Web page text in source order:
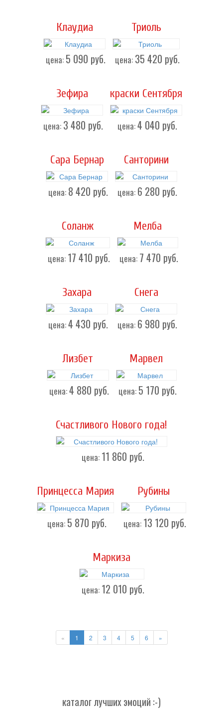
Клаудиа
цена: 5 090 руб.
Триоль
цена: 35 420 руб.
Зефира
цена: 3 480 руб.
краски Сентября
цена:4 040 руб.
Сара Бернар
цена: 8 420 руб.
Санторини
цена: 6 280 руб.
Соланж
цена: 17 410 руб.
Мелба
цена: 7 470 руб.
Захара
цена:4 430 руб.
Снега
цена: 6 980 руб.
Лизбет
цена:4 880 руб.
Марвел
цена: 5 170 руб.
Счастливого Нового года!
цена: 11 860 руб.
Принцесса Мария
цена: 5 870 руб.
Рубины
цена: 13 120 руб.
Маркиза
цена: 12 010 руб.
« 1 2 3 4 5 6 »
каталог лучших эмоций :-)